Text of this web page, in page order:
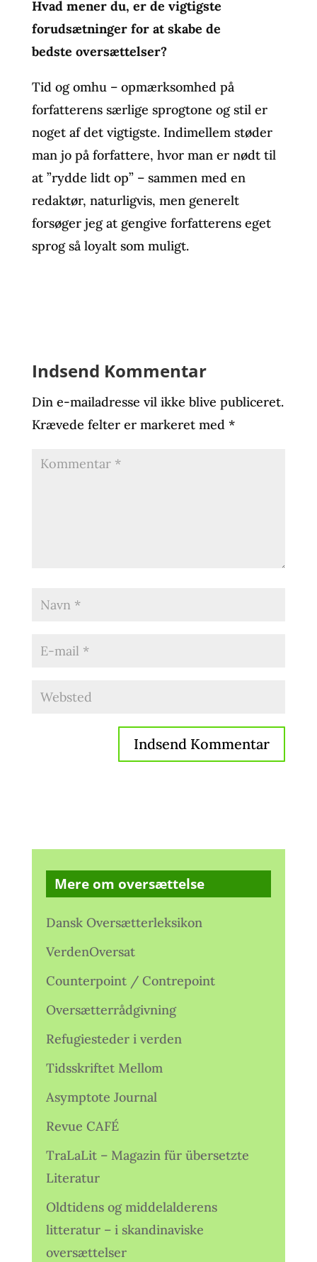
Hvad mener du, er de vigtigste
forudsætninger for at skabe de
bedste oversættelser?
Tid og omhu – opmærksomhed på
forfatterens særlige sprogtone og stil er
noget af det vigtigste. Indimellem støder
man jo på forfattere, hvor man er nødt til
at ”rydde lidt op” – sammen med en
redaktør, naturligvis, men generelt
forsøger jeg at gengive forfatterens eget
sprog så loyalt som muligt.
Indsend Kommentar
Din e-mailadresse vil ikke blive publiceret.
Krævede felter er markeret med *
Mere om oversættelse
Dansk Oversætterleksikon
VerdenOversat
Counterpoint / Contrepoint
Oversætterrådgivning
Refugiesteder i verden
Tidsskriftet Mellom
Asymptote Journal
Revue CAFÉ
TraLaLit – Magazin für übersetzte
Literatur
Oldtidens og middelalderens
litteratur – i skandinaviske
oversættelser